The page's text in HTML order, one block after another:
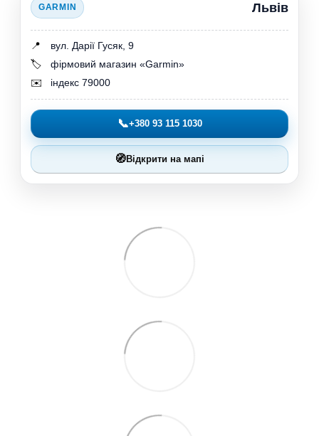
GARMIN Львів
📍
вул. Дарії Гусяк, 9
🏷️
фірмовий магазин «Garmin»
✉️
індекс 79000
📞+380 93 115 1030
🧭Відкрити на мапі